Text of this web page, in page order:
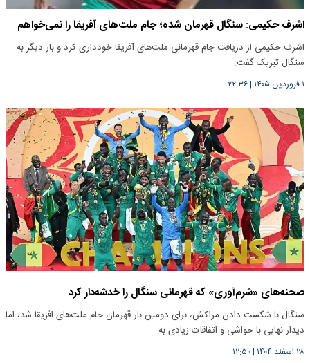
اشرف حکیمی: سنگال قهرمان شده؛ جام ملت‌های آفریقا را نمی‌خواهم
اشرف حکیمی از دریافت جام قهرمانی ملت‌های آفریقا خودداری کرد و بار دیگر به
سنگال تبریک گفت.
۱ فروردین ۱۴۰۵ |۲۲:۳۶
صحنه‌های «شرم‌آوری» که قهرمانی سنگال را خدشه‌دار کرد
سنگال با شکست دادن مراکش، برای دومین بار قهرمان جام ملت‌های افریقا شد، اما
دیدار نهایی با حواشی و اتفاقات زیادی به…
۲۸ اسفند ۱۴۰۴ |۱۲:۵۰